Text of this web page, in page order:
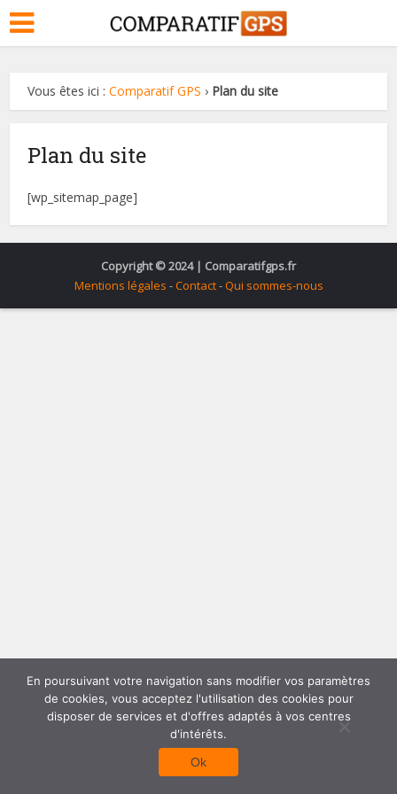
Vous êtes ici :Comparatif GPS › Plan du site
Plan du site
[wp_sitemap_page]
Copyright © 2024 | Comparatifgps.fr
Mentions légales -Contact-Qui sommes-nous
En poursuivant votre navigation sans modifier vos paramètres
de cookies, vous acceptez l'utilisation des cookies pour
disposer de services et d'offres adaptés à vos centres
d'intérêts.
Ok